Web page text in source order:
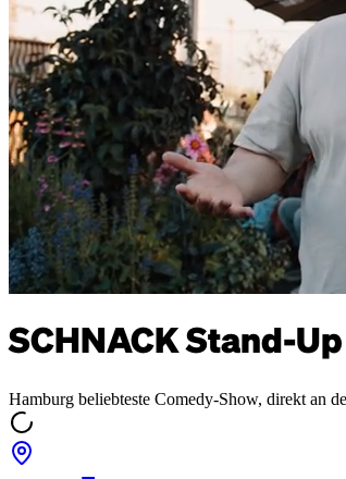
SCHNACK Stand-
Hamburg beliebteste Comedy-Show, direkt an